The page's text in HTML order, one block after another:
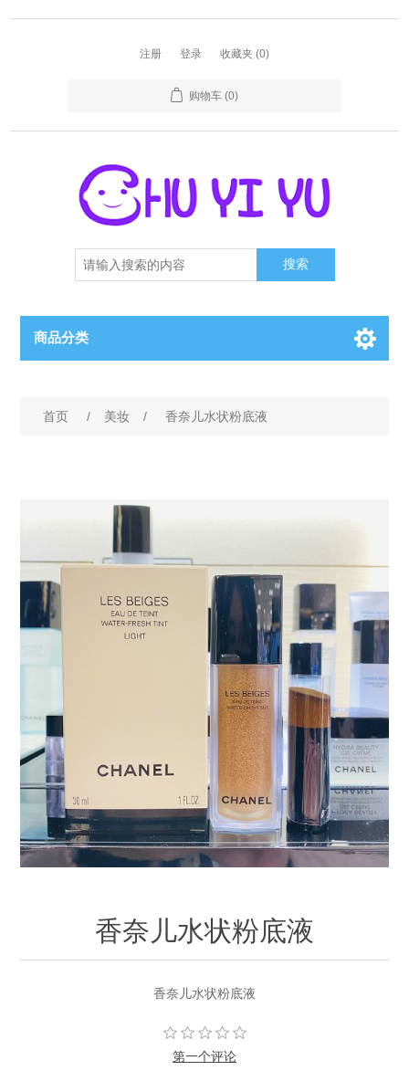
注册 登录 收藏夹 (0)
购物车 (0)
搜索
商品分类
首页 / 美妆 / 香奈儿水状粉底液
香奈儿水状粉底液
香奈儿水状粉底液
第一个评论